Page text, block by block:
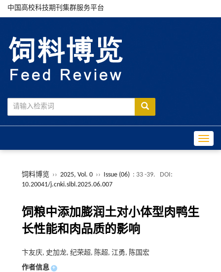
中国高校科技期刊集群服务平台
饲料博览 ›› 2025, Vol. 0 ›› Issue (06) : 33 -39.
DOI:
10.20041/j.cnki.slbl.2025.06.007
饲粮中添加膨润土对小体型肉鸭生
长性能和肉品质的影响
卞友庆, 史加龙, 纪荣超, 陈超, 江勇, 陈国宏
作者信息 +